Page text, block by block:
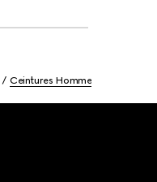
Ceintures Homme